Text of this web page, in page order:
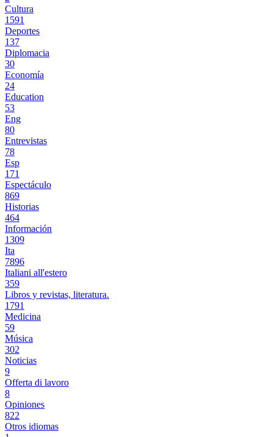
Cultura
1591
Deportes
137
Diplomacia
30
Economía
24
Education
53
Eng
80
Entrevistas
78
Esp
171
Espectáculo
869
Historias
464
Información
1309
Ita
7896
Italiani all'estero
359
Libros y revistas, literatura.
1791
Medicina
59
Música
302
Noticias
9
Offerta di lavoro
8
Opiniones
822
Otros idiomas